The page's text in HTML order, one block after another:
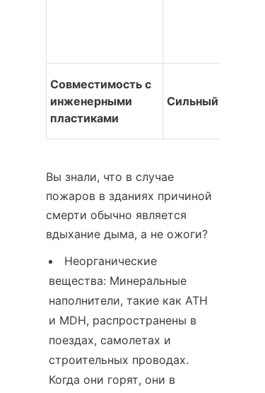
Совместимость с
инженерными
пластиками
Сильный
Вы знали, что в случае
пожаров в зданиях причиной
смерти обычно является
вдыхание дыма, а не ожоги?
Неорганические
вещества: Минеральные
наполнители, такие как ATH
и MDH, распространены в
поездах, самолетах и
строительных проводах.
Когда они горят, они в